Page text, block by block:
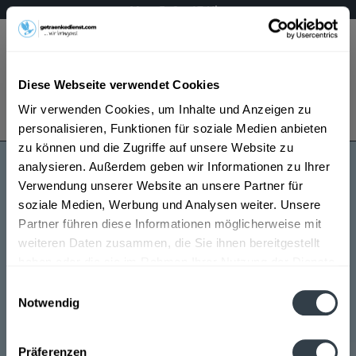
Diese Webseite verwendet Cookies
Wir verwenden Cookies, um Inhalte und Anzeigen zu
personalisieren, Funktionen für soziale Medien anbieten
zu können und die Zugriffe auf unsere Website zu
analysieren. Außerdem geben wir Informationen zu Ihrer
Verwendung unserer Website an unsere Partner für
soziale Medien, Werbung und Analysen weiter. Unsere
Partner führen diese Informationen möglicherweise mit
weiteren Daten zusammen, die Sie ihnen bereitgestellt
Notwendig
Präferenzen
Mo – Fr 9 – 17 Uhr
Menü
Bestellung widerrufen
Es gilt unsere Datenschutzerklärung
Cognac Dudognon
Cognac Dudognon wird in den folgenden Regionen,
Städten, Orten und Postleitzahl-Gebieten geliefert